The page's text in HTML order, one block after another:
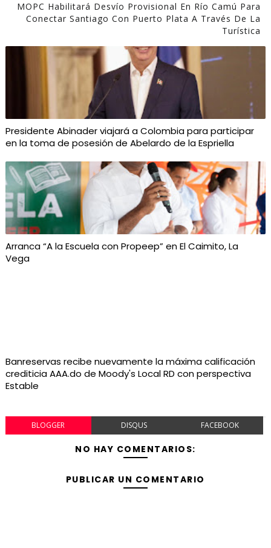
MOPC Habilitará Desvío Provisional En Río Camú Para
Conectar Santiago Con Puerto Plata A Través De La
Turística
Presidente Abinader viajará a Colombia para participar
en la toma de posesión de Abelardo de la Espriella
Arranca “A la Escuela con Propeep” en El Caimito, La
Vega
Banreservas recibe nuevamente la máxima calificación
crediticia AAA.do de Moody's Local RD con perspectiva
Estable
BLOGGER DISQUS FACEBOOK
NO HAY COMENTARIOS:
PUBLICAR UN COMENTARIO